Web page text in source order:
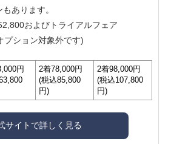
あります。
およびトライアルフェア
プション対象外です)
円
2着78,000円
(税込85,800
円)
2着98,000円
(税込107,800
円)
サイトで詳しく見る